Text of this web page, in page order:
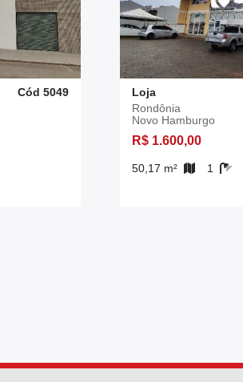
Cód 5049
Loja
Rondônia
Novo Hamburgo
R$ 1.600,00
50,17 m² 1